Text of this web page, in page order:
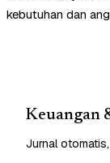
kebutuhan dan
Keuangan
Jurnal